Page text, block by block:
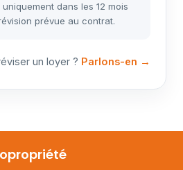
dans les 12 mois
prévue au contrat.
un loyer ? Parlons-en →